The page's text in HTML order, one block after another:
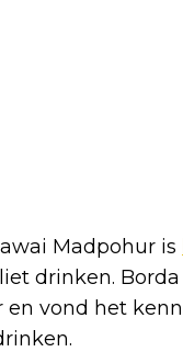
Madpohur is
drinken.
vond het